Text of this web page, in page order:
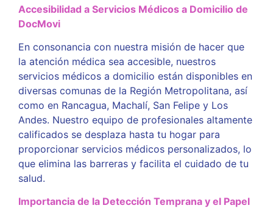
Accesibilidad a Servicios Médicos a Domicilio de
DocMovi
En consonancia con nuestra misión de hacer que
la atención médica sea accesible, nuestros
servicios médicos a domicilio están disponibles en
diversas comunas de la Región Metropolitana, así
como en Rancagua, Machalí, San Felipe y Los
Andes. Nuestro equipo de profesionales altamente
calificados se desplaza hasta tu hogar para
proporcionar servicios médicos personalizados, lo
que elimina las barreras y facilita el cuidado de tu
salud.
Importancia de la Detección Temprana y el Papel